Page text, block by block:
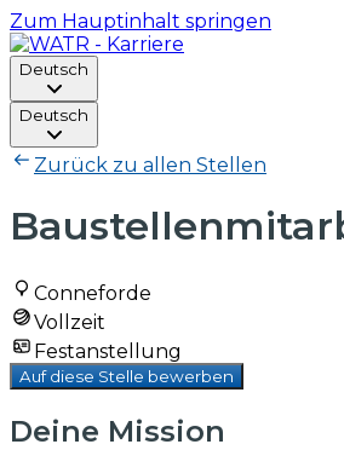
Zum Hauptinhalt springen
Deutsch
Deutsch
Zurück zu allen Stellen
Conneforde
Vollzeit
Festanstellung
Auf diese Stelle bewerben
Deine Mission